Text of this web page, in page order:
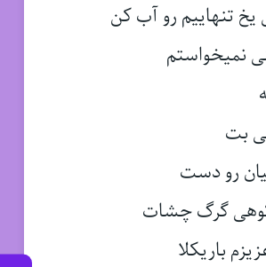
یخ تنهاییم رو آب کن
نمیخواستم
بت
رو دست
گرگ چشات
باریکلا